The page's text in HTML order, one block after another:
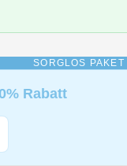
SORGLOS PAKET
Rabatt
Gib den